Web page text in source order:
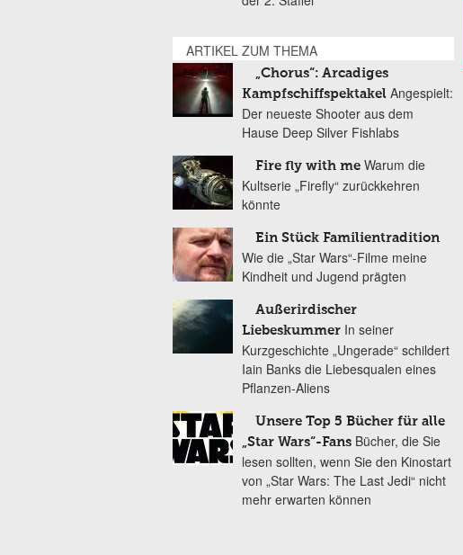
ARTIKEL ZUM THEMA
„Chorus“: Arcadiges
Kampfschiffspektakel Angespielt:
Der neueste Shooter aus dem
Hause Deep Silver Fishlabs
Fire fly with me Warum die
Kultserie „Firefly“ zurückkehren
könnte
Ein Stück Familientradition
Wie die „Star Wars“-Filme meine
Kindheit und Jugend prägten
Außerirdischer
Liebeskummer In seiner
Kurzgeschichte „Ungerade“ schildert
Iain Banks die Liebesqualen eines
Pflanzen-Aliens
Unsere Top 5 Bücher für alle
„Star Wars“-Fans Bücher, die Sie
lesen sollten, wenn Sie den Kinostart
von „Star Wars: The Last Jedi“ nicht
mehr erwarten können